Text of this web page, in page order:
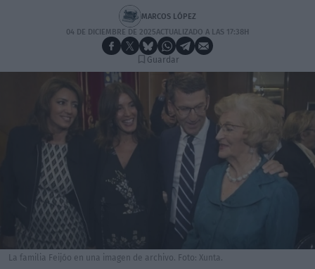
MARCOS LÓPEZ
04 DE DICIEMBRE DE 2025ACTUALIZADO A LAS 17:38H
Guardar
La familia Feijóo en una imagen de archivo. Foto: Xunta.